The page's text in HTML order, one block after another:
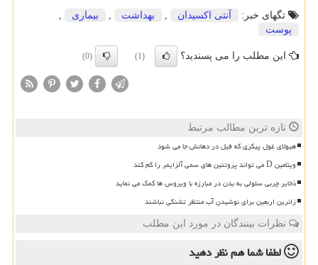
تگهای خبر:
آنتی اكسیدان بهداشت بیماری
پوست
این مطلب را می پسندید؟ (1)
(0)
تازه ترین مطالب مرتبط
هیولای غول پیکری که فیل در دهانش جا می شود
ویتامین D می تواند پروتئین های سمی آلزایمر را کم کند
ذخایر چربی سلولی به بدن در مبارزه با ویروس ها کمک می نماید
زائرین اربعین برای نوشیدن آب منتظر تشنگی نباشند
نظرات بینندگان در مورد این مطلب
لطفا شما همنظر دهید